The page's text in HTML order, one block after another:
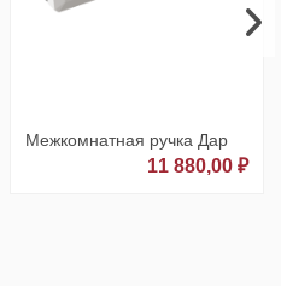
Межкомнатная ручка Дар
11 880,00 ₽